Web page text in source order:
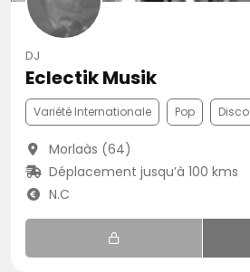
DJ
Eclectik Musik
Variété Internationale Pop Disco
Morlaàs (64)
Déplacement jusqu’à 100 kms
N.C